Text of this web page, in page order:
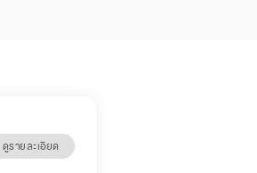
ดูรายละเอียด